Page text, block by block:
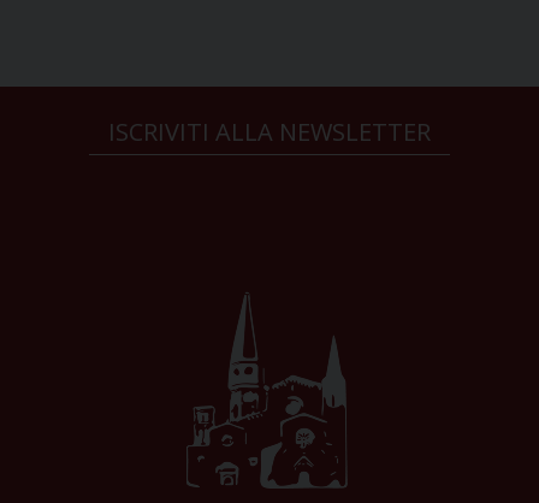
ISCRIVITI ALLA NEWSLETTER